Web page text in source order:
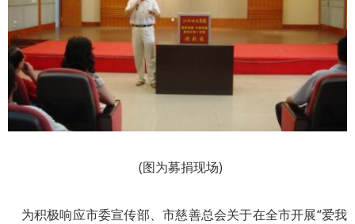
(图为募捐现场)
为积极响应市委宣传部、市慈善总会关于在全市开展“爱我